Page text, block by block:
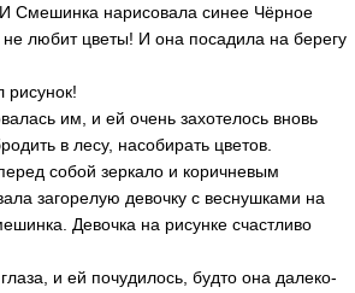
Смешинка нарисовала синее Чёрное
любит цветы! И она посадила на берегу
им, и ей очень захотелось вновь
в лесу, насобирать цветов.
собой зеркало и коричневым
загорелую девочку с веснушками на
Девочка на рисунке счастливо
и ей почудилось, будто она далеко-